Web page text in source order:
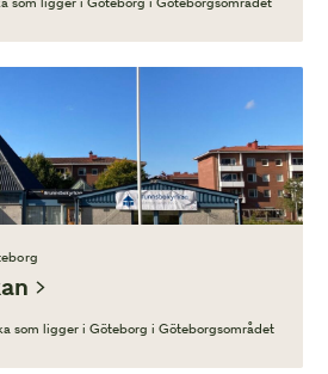
som ligger i Göteborg i Göteborgsområdet